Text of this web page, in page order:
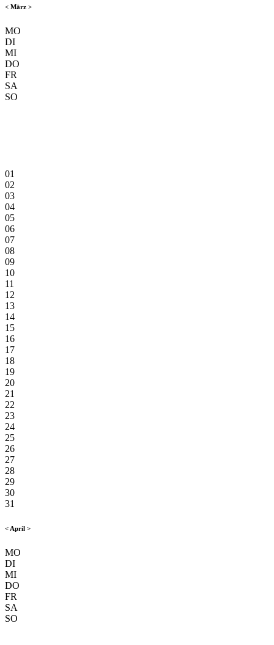
< März >
MO
DI
MI
DO
FR
SA
SO
01
02
03
04
05
06
07
08
09
10
11
12
13
14
15
16
17
18
19
20
21
22
23
24
25
26
27
28
29
30
31
< April >
MO
DI
MI
DO
FR
SA
SO